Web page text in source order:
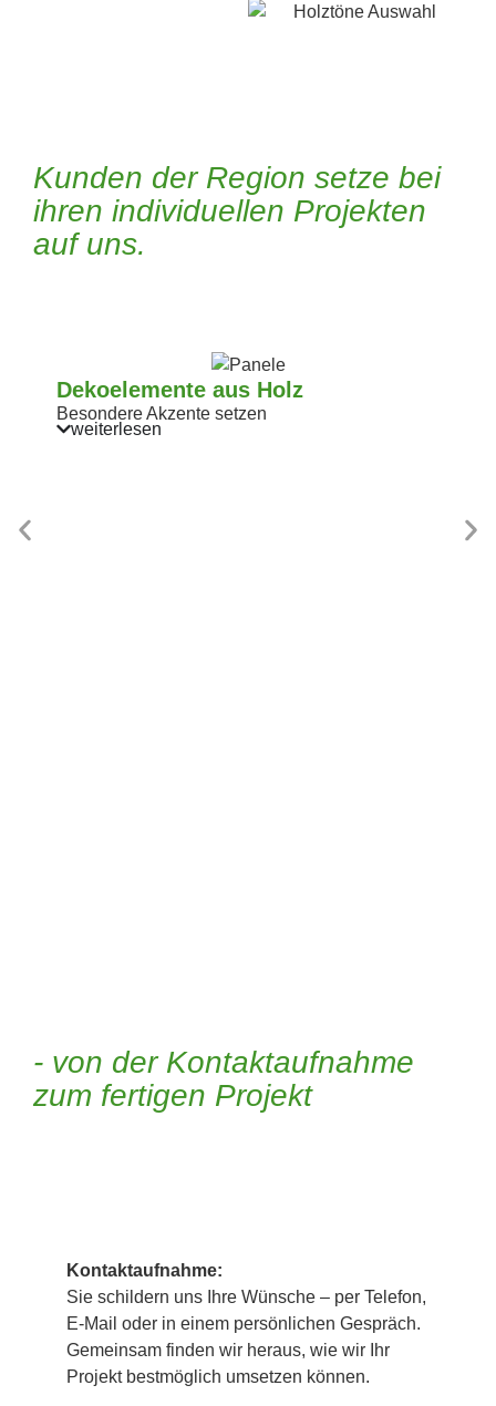
Kunden der Region setze bei
ihren individuellen Projekten
auf uns.
Dekoelemente aus Holz
Besondere Akzente setzen
weiterlesen
- von der Kontaktaufnahme
zum fertigen Projekt
Kontaktaufnahme:
Sie schildern uns Ihre Wünsche – per Telefon,
E-Mail oder in einem persönlichen Gespräch.
Gemeinsam finden wir heraus, wie wir Ihr
Projekt bestmöglich umsetzen können.